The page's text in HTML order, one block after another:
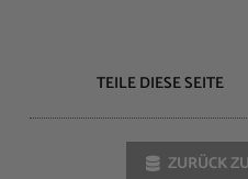
TEILE DIESE SEITE
ZURÜCK